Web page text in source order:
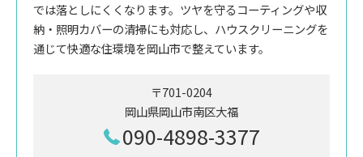
では落としにくくなります。ツヤを守るコーティングや収
納・照明カバーの清掃にも対応し、ハウスクリーニングを
通じて快適な住環境を岡山市で整えています。
〒701-0204
岡山県岡山市南区大福
090-4898-3377